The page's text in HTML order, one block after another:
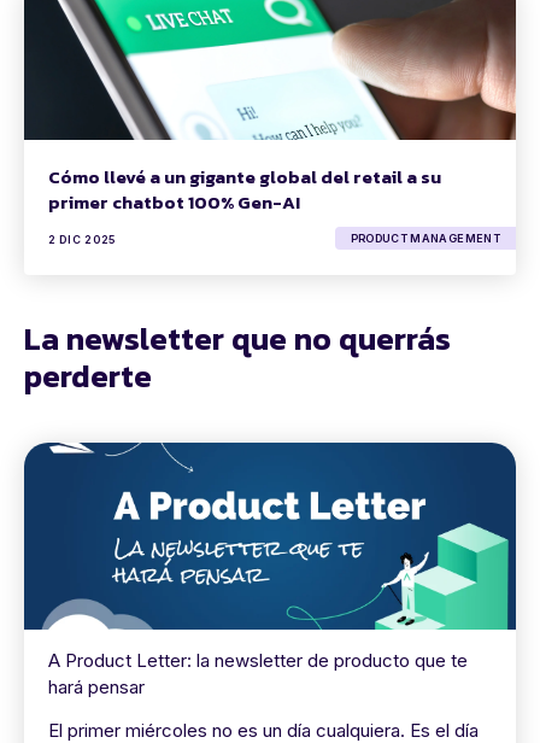
Cómo llevé a un gigante global del retail a su
primer chatbot 100% Gen-AI
2 DIC 2025 PRODUCT MANAGEMENT
La newsletter que no querrás
perderte
A Product Letter: la newsletter de producto que te
hará pensar
El primer miércoles no es un día cualquiera. Es el día